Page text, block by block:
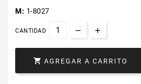
M: 1-8027
CANTIDAD
 AGREGAR A CARRITO